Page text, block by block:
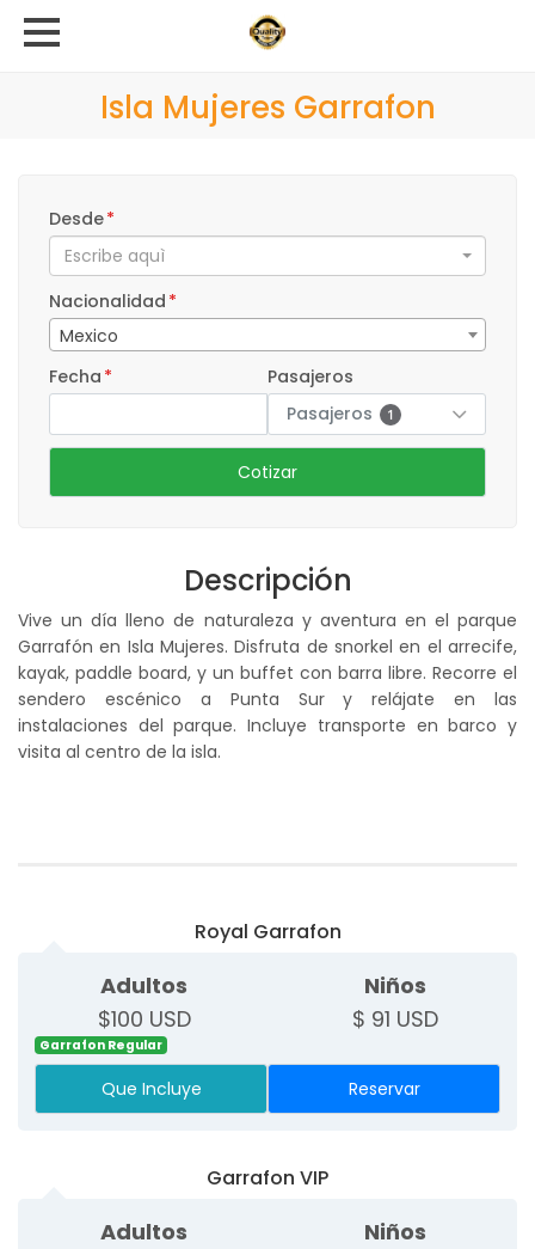
Isla Mujeres Garrafon
Desde*
Escribe aquì
Nacionalidad *
Mexico
Fecha *
Pasajeros
Pasajeros
1
Cotizar
Descripción
Vive un día lleno de naturaleza y aventura en el parque
Garrafón en Isla Mujeres. Disfruta de snorkel en el arrecife,
kayak, paddle board, y un buffet con barra libre. Recorre el
sendero escénico a Punta Sur y relájate en las
instalaciones del parque. Incluye transporte en barco y
visita al centro de la isla.
Royal Garrafon
Adultos
$100 USD
Niños
$ 91 USD
Garrafon Regular
Que Incluye Reservar
Garrafon VIP
Adultos
Niños